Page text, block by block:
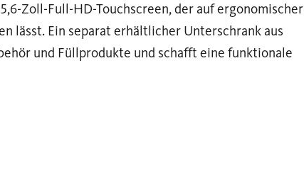
Zoll-Full-HD-Touchscreen, der auf ergonomischer
lässt. Ein separat erhältlicher Unterschrank aus
und Füllprodukte und schafft eine funktionale